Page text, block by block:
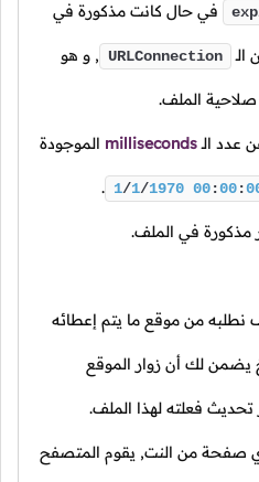
في حال كانت مذكورة في
الـ URLConnection
, و هو
صلاحية الملف.
عدد الـmilliseconds الموجودة
1/1/1970 00:00:
.
مذكورة في الملف.
نطلبه من موقع ما يتم إعطائه
يضمن لك أن زوار الموقع
فعلته لهذا الملف.
صفحة من النت, يقوم المتصفح